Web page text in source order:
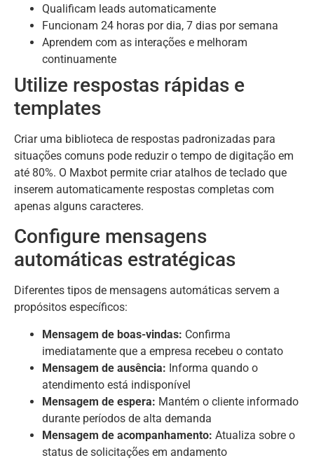
Qualificam leads automaticamente
Funcionam 24 horas por dia, 7 dias por semana
Aprendem com as interações e melhoram
continuamente
Utilize respostas rápidas e
templates
Criar uma biblioteca de respostas padronizadas para
situações comuns pode reduzir o tempo de digitação em
até 80%. O Maxbot permite criar atalhos de teclado que
inserem automaticamente respostas completas com
apenas alguns caracteres.
Configure mensagens
automáticas estratégicas
Diferentes tipos de mensagens automáticas servem a
propósitos específicos:
Mensagem de boas-vindas: Confirma
imediatamente que a empresa recebeu o contato
Mensagem de ausência: Informa quando o
atendimento está indisponível
Mensagem de espera: Mantém o cliente informado
durante períodos de alta demanda
Mensagem de acompanhamento: Atualiza sobre o
status de solicitações em andamento